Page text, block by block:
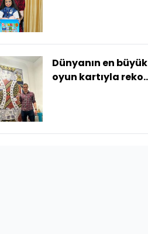
Dünyanın en büyük
oyun kartıyla rekor